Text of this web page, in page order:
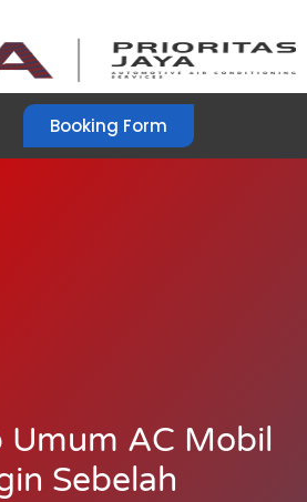
Booking Form
Umum AC Mobil
Sebelah